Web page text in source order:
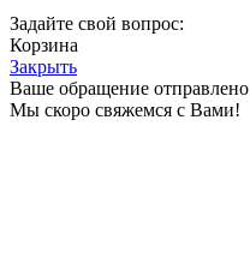
Задайте свой вопрос:
Корзина
Закрыть
Ваше обращение отправлено
Мы скоро свяжемся с Вами!